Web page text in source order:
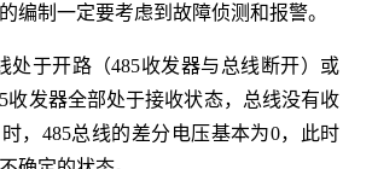
编制一定要考虑到故障侦测和报警。
处于开路（485收发器与总线断开）或
收发器全部处于接收状态，总线没有收
，485总线的差分电压基本为0，此时